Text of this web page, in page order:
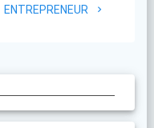
ENTREPRENEUR